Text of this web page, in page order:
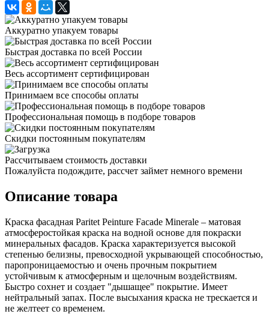
Аккуратно упакуем товары
Быстрая доставка по всей России
Весь ассортимент сертифицирован
Принимаем все способы оплаты
Профессиональная помощь в подборе товаров
Скидки постоянным покупателям
Рассчитываем стоимость доставки
Пожалуйста подождите, рассчет займет немного времени
Описание товара
Краска фасадная Paritet Peinture Facade Minerale – матовая
атмосферостойкая краска на водной основе для покраски
минеральных фасадов. Краска характеризуется высокой
степенью белизны, превосходной укрывающей способностью,
паропроницаемостью и очень прочным покрытием
устойчивым к атмосферным и щелочным воздействиям.
Быстро сохнет и создает "дышащее" покрытие. Имеет
нейтральный запах. После высыхания краска не трескается и
не желтеет со временем.